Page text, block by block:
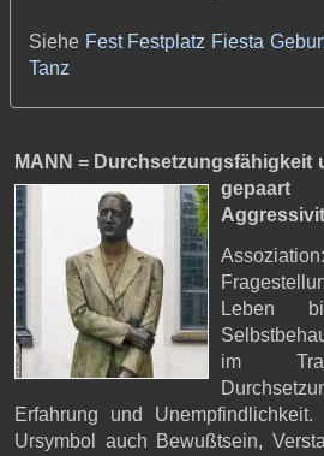
Siehe Fest Festplatz Fiesta
Tanz
MANN = Durchsetzungsfähigkeit
Leben
im
Erfahrung und
Ursymbol auch Bewußtsein,